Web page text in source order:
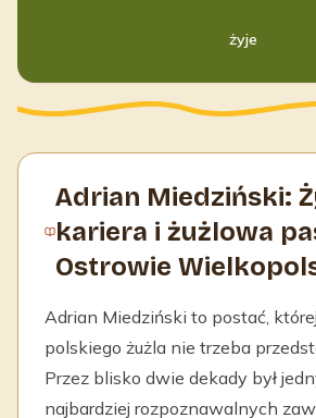
żyje
Adrian Miedziński:
kariera i żużlowa
Ostrowie
Adrian Miedziński to postać,
polskiego żużla nie trzeba
Przez blisko dwie dekady był
najbardziej rozpoznawalnych